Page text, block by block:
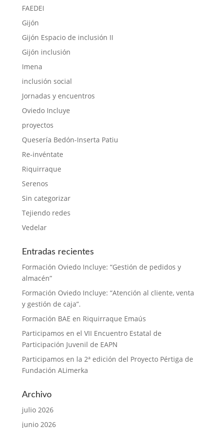
FAEDEI
Gijón
Gijón Espacio de inclusión II
Gijón inclusión
Imena
inclusión social
Jornadas y encuentros
Oviedo Incluye
proyectos
Quesería Bedón-Inserta Patiu
Re-invéntate
Riquirraque
Serenos
Sin categorizar
Tejiendo redes
Vedelar
Entradas recientes
Formación Oviedo Incluye: “Gestión de pedidos y
almacén”
Formación Oviedo Incluye: “Atención al cliente, venta
y gestión de caja”.
Formación BAE en Riquirraque Emaús
Participamos en el VII Encuentro Estatal de
Participación Juvenil de EAPN
Participamos en la 2ª edición del Proyecto Pértiga de
Fundación ALimerka
Archivo
julio 2026
junio 2026